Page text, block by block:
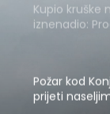
Kupio kruške
iznenadio:
Požar kod
prijeti